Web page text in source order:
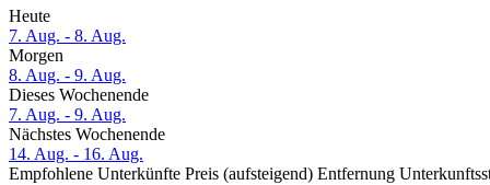
Heute
7. Aug. - 8. Aug.
Morgen
8. Aug. - 9. Aug.
Dieses Wochenende
7. Aug. - 9. Aug.
Nächstes Wochenende
14. Aug. - 16. Aug.
Empfohlene Unterkünfte Preis (aufsteigend) Entfernung